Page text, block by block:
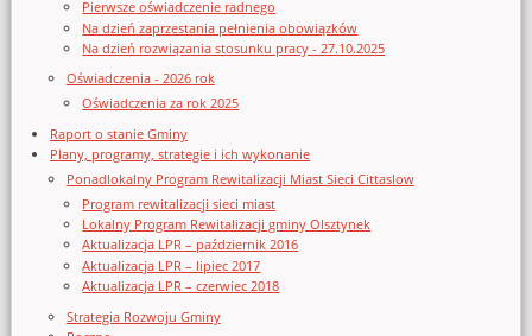
Pierwsze oświadczenie radnego
Na dzień zaprzestania pełnienia obowiązków
Na dzień rozwiązania stosunku pracy - 27.10.2025
Oświadczenia - 2026 rok
Oświadczenia za rok 2025
Raport o stanie Gminy
Plany, programy, strategie i ich wykonanie
Ponadlokalny Program Rewitalizacji Miast Sieci Cittaslow
Program rewitalizacji sieci miast
Lokalny Program Rewitalizacji gminy Olsztynek
Aktualizacja LPR – październik 2016
Aktualizacja LPR – lipiec 2017
Aktualizacja LPR – czerwiec 2018
Strategia Rozwoju Gminy